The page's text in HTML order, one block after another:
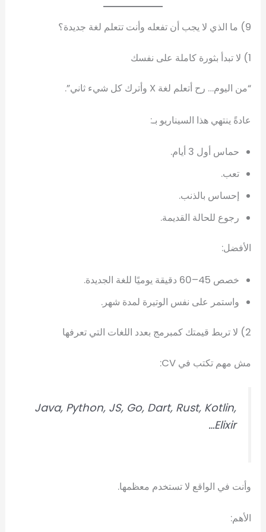
9) ما الذي لا يجب أن تفعله وأنت تتعلم لغة جديدة؟
1) لا تبدأ بثورة كاملة على نفسك
“من اليوم… رح أتعلم لغة X وأترك كل شيء ثاني”.
عادةً ينتهي هذا السيناريو بـ:
حماس أول 3 أيام.
تعب.
إحساس بالذنب.
رجوع للحالة القديمة.
الأفضل:
خصص 45–60 دقيقة يوميًا للغة الجديدة.
واستمر على نفس الوتيرة لمدة شهر.
2) لا تربط قيمتك كمبرمج بعدد اللغات التي تعرفها
مش مهم تكتب في CV:
Java, Python, JS, Go, Dart, Rust, Kotlin,
Elixir…
وأنت في الواقع لا تستخدم معظمها.
الأهم: